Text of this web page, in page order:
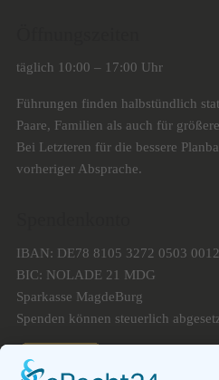
täglich 10:00 – 17:00 Uhr
Führungen finden halbstündlich
Paare, Familien als auch für
Bei Letzteren für die bessere
vorheriger Absprache.
IBAN: DE78 8105 3272 0503
BIC: NOLADE 21 MDG
Sparkasse MagdeBurg
Spenden können steuerlich